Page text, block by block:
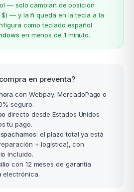
— solo cambian de posición
$) — y lañ queda en la tecla a la
como teclado español
en menos de 1 minuto.
en preventa?
con Webpay, MercadoPago o
seguro.
directo desde Estados Unidos
tu pago.
: el plazo total ya está
+ logística), con
incluido.
con 12 meses de garantía
electrónica.